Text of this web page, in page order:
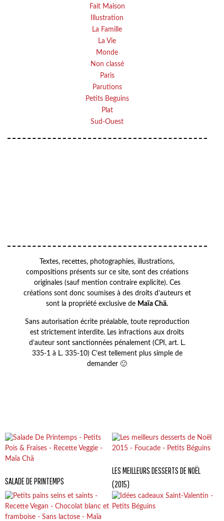
Fait Maison
Illustration
La Famille
La Vie
Monde
Non classé
Paris
Parutions
Petits Beguins
Plat
Sud-Ouest
Textes, recettes, photographies, illustrations,
compositions présents sur ce site, sont des créations
originales (sauf mention contraire explicite). Ces
créations sont donc soumises à des droits d’auteurs et
sont la propriété exclusive de Maïa Chä.
Sans autorisation écrite préalable, toute reproduction
est strictement interdite. Les infractions aux droits
d’auteur sont sanctionnées pénalement (CPI, art. L.
335-1 à L. 335-10) C’est tellement plus simple de
demander 🙂
SALADE DE PRINTEMPS
LES MEILLEURS DESSERTS DE NOËL
(2015)